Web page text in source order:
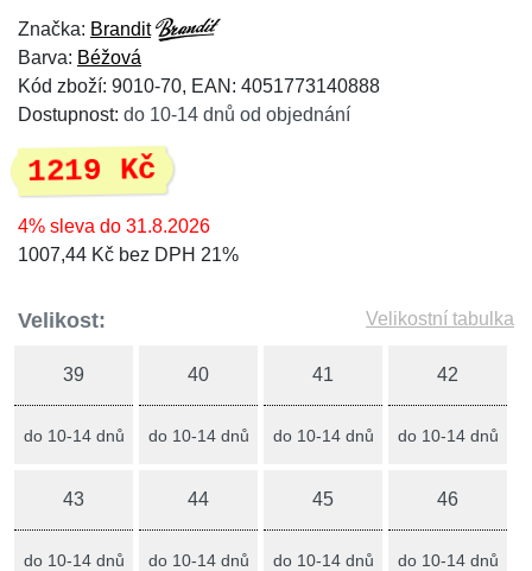
Značka: Brandit
Barva: Béžová
Kód zboží: 9010-70, EAN: 4051773140888
Dostupnost: do 10-14 dnů od objednání
1219 Kč
4% sleva do 31.8.2026
1007,44 Kč bez DPH 21%
Velikost: Velikostní tabulka
39
do 10-14 dnů
40
do 10-14 dnů
41
do 10-14 dnů
42
do 10-14 dnů
43
do 10-14 dnů
44
do 10-14 dnů
45
do 10-14 dnů
46
do 10-14 dnů